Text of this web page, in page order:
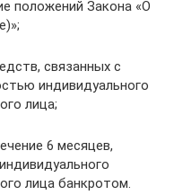
положений Закона «О
связанных с
индивидуального
лица;
6 месяцев,
лица банкротом.